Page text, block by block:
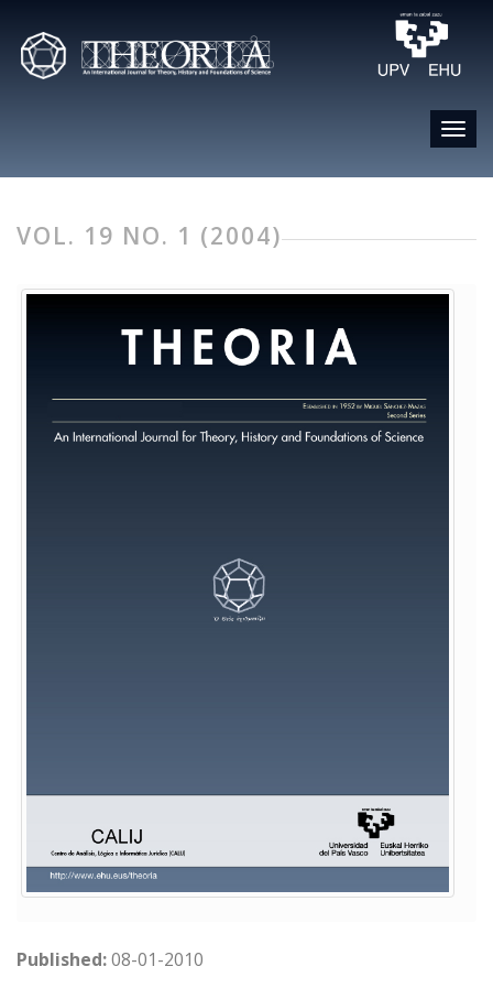
VOL. 19 NO. 1 (2004)
Published:08-01-2010